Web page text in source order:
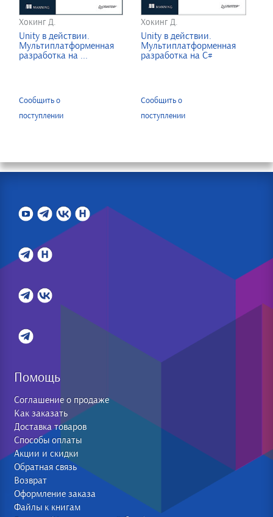
Хокинг Д.
Unity в действии.
Мультиплатформенная
разработка на ...
Сообщить о
поступлении
Хокинг Д.
Unity в действии.
Мультиплатформенная
разработка на C#
Сообщить о
поступлении
Помощь
Соглашение о продаже
Как заказать
Доставка товаров
Способы оплаты
Акции и скидки
Обратная связь
Возврат
Оформление заказа
Файлы к книгам